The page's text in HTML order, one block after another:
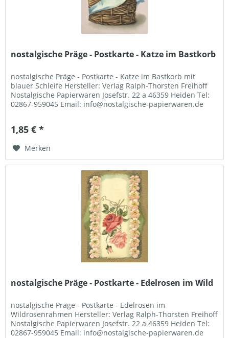
nostalgische Präge - Postkarte - Katze im Bastkorb
nostalgische Präge - Postkarte - Katze im Bastkorb mit
blauer Schleife Hersteller: Verlag Ralph-Thorsten Freihoff
Nostalgische Papierwaren Josefstr. 22 a 46359 Heiden Tel:
02867-959045 Email: info@nostalgische-papierwaren.de
1,85 € *
Merken
nostalgische Präge - Postkarte - Edelrosen im Wild
nostalgische Präge - Postkarte - Edelrosen im
Wildrosenrahmen Hersteller: Verlag Ralph-Thorsten Freihoff
Nostalgische Papierwaren Josefstr. 22 a 46359 Heiden Tel:
02867-959045 Email: info@nostalgische-papierwaren.de